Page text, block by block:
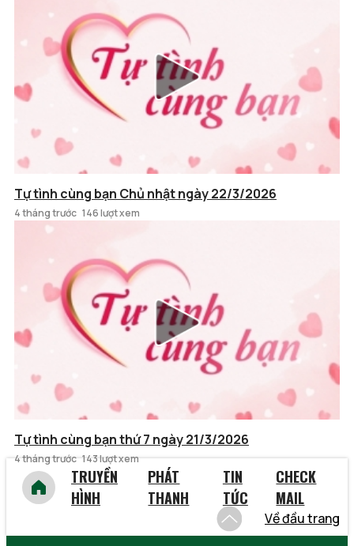
Tự tình cùng bạn Chủ nhật ngày 22/3/2026
4 tháng trước 146 lượt xem
Tự tình cùng bạn thứ 7 ngày 21/3/2026
4 tháng trước 143 lượt xem
TRUYỀN
HÌNH
PHÁT
THANH
TIN
TỨC
CHECK
MAIL
Về đầu trang